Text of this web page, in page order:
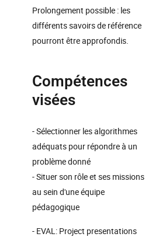
Prolongement possible : les
différents savoirs de référence
pourront être approfondis.
Compétences
visées
- Sélectionner les algorithmes
adéquats pour répondre à un
problème donné
- Situer son rôle et ses missions
au sein d'une équipe
pédagogique
- EVAL: Project presentations